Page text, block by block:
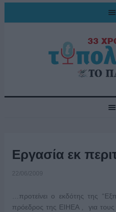
Εργασία εκ
22/06/2009
…προτείνει ο εκδότης της
πρόεδρος της ΕΙΗΕΑ , για τους